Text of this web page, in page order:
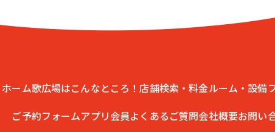
ホーム歌広場はこんなところ！店舗検索・料金ルーム・設備
ご予約フォームアプリ会員よくあるご質問会社概要お問い